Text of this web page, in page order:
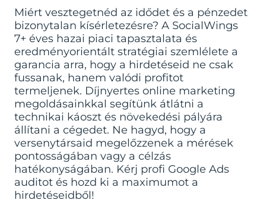
Miért vesztegetnéd az idődet és a pénzedet
bizonytalan kísérletezésre? A SocialWings
7+ éves hazai piaci tapasztalata és
eredményorientált stratégiai szemlélete a
garancia arra, hogy a hirdetéseid ne csak
fussanak, hanem valódi profitot
termeljenek. Díjnyertes online marketing
megoldásainkkal segítünk átlátni a
technikai káoszt és növekedési pályára
állítani a cégedet. Ne hagyd, hogy a
versenytársaid megelőzzenek a mérések
pontosságában vagy a célzás
hatékonyságában. Kérj profi Google Ads
auditot és hozd ki a maximumot a
hirdetéseidből!